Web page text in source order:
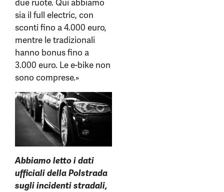
due ruote. Qui abbiamo
sia il full electric, con
sconti fino a 4.000 euro,
mentre le tradizionali
hanno bonus fino a
3.000 euro. Le e-bike non
sono comprese.»
Abbiamo letto i dati
ufficiali della Polstrada
sugli incidenti stradali,